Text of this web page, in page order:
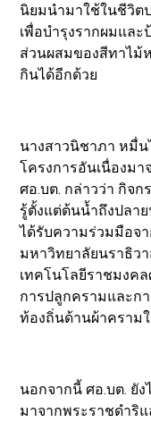
นิยมนำมาใช้ในชีวิต
เพื่อบำรุงรากผมและ
ส่วนผสมของสีทาไม้
กินได้อีกด้วย
นางสาวนิชาภา หมื่น
โครงการอันเนื่องม
ศอ.บต. กล่าวว่า กิจก
รู้ตั้งแต่ต้นน้ำถึงปลา
ได้รับความร่วมมือจ
มหาวิทยาลัยนราธิว
เทคโนโลยีราชมงค
การปลูกครามและก
ท้องถิ่นด้านผ้าคราม
นอกจากนี้ ศอ.บต. ยัง
มาจากพระราชดำริ